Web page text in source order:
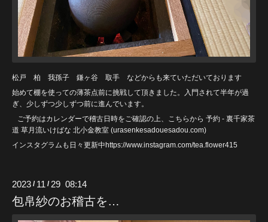
松戸 柏 我孫子 鎌ヶ谷 取手 などからも来ていただいております
始めて棚を使っての薄茶点前に挑戦して頂きました。入門されて半年が過
ぎ、少しずつ少しずつ前に進んでいます。
ご予約はカレンダーで稽古日時をご確認の上、こちらから 予約 - 裏千家茶
道 草月流いけばな 北小金教室 (urasenkesadouesadou.com)
インスタグラムも日々更新中https://www.instagram.com/tea.flower415
2023 / 11 / 29 08:14
包帛紗のお稽古を…